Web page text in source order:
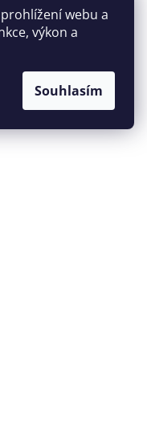
webu a
výkon a
Souhlasím